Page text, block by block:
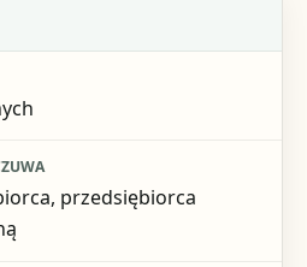
przedsiębiorca